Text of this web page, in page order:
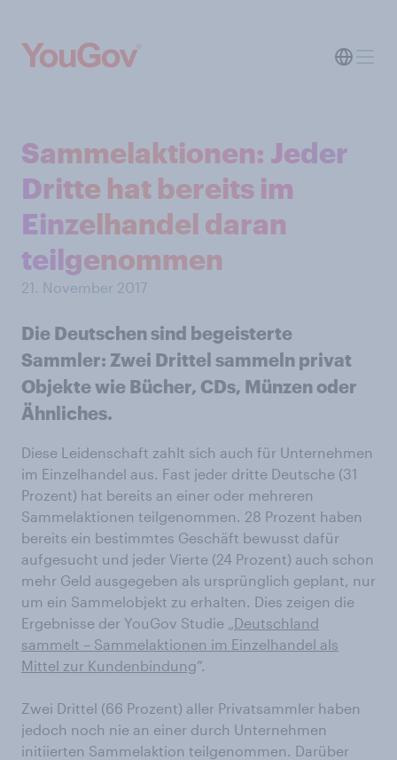
Sammelaktionen: Jeder
Dritte hat bereits im
Einzelhandel daran
teilgenommen
21. November 2017
Die Deutschen sind begeisterte
Sammler: Zwei Drittel sammeln privat
Objekte wie Bücher, CDs, Münzen oder
Ähnliches.
Diese Leidenschaft zahlt sich auch für Unternehmen
im Einzelhandel aus. Fast jeder dritte Deutsche (31
Prozent) hat bereits an einer oder mehreren
Sammelaktionen teilgenommen. 28 Prozent haben
bereits ein bestimmtes Geschäft bewusst dafür
aufgesucht und jeder Vierte (24 Prozent) auch schon
mehr Geld ausgegeben als ursprünglich geplant, nur
um ein Sammelobjekt zu erhalten. Dies zeigen die
Ergebnisse der YouGov Studie „Deutschland
sammelt – Sammelaktionen im Einzelhandel als
Mittel zur Kundenbindung“.
Zwei Drittel (66 Prozent) aller Privatsammler haben
jedoch noch nie an einer durch Unternehmen
initiierten Sammelaktion teilgenommen. Darüber